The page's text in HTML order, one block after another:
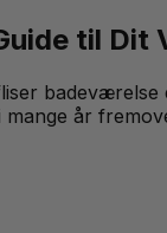
til Dit
år